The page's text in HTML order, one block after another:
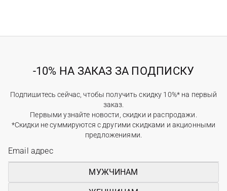
-10% НА ЗАКАЗ ЗА ПОДПИСКУ
Подпишитесь сейчас, чтобы получить скидку 10%* на первый
заказ.
Первыми узнайте новости, скидки и распродажи.
*Скидки не суммируются с другими скидками и акционными
предложениями.
МУЖЧИНАМ